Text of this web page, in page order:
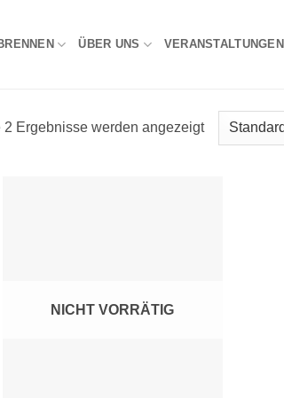
ÜBER UNS VERANSTALTUNGEN
2 Ergebnisse werden angezeigt
NICHT VORRÄTIG